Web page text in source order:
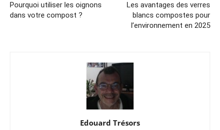
Pourquoi utiliser les oignons
dans votre compost ?
Les avantages des verres
blancs compostes pour
l’environnement en 2025
Edouard Trésors